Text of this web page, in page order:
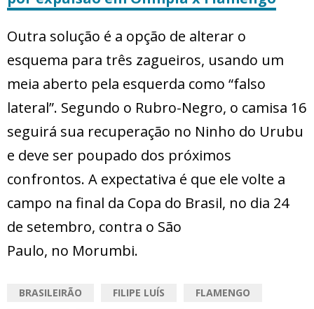
Outra solução é a opção de alterar o
esquema para três zagueiros, usando um
meia aberto pela esquerda como “falso
lateral”. Segundo o Rubro-Negro, o camisa 16
seguirá sua recuperação no Ninho do Urubu
e deve ser poupado dos próximos
confrontos. A expectativa é que ele volte a
campo na final da Copa do Brasil, no dia 24
de setembro, contra o São
Paulo, no Morumbi.
BRASILEIRÃO FILIPE LUÍS
FLAMENGO